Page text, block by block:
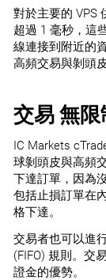
對於主要的 VPS
超過 1 毫秒，這
線連接到附近的
高頻交易與剝頭皮
交易 無
IC Markets
球剝頭皮與高頻
下達訂單，因為
包括止損訂單在
格下達。
交易者也可以進
(FIFO) 規則。交
證金的優勢。